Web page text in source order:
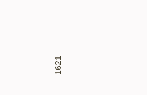
1621